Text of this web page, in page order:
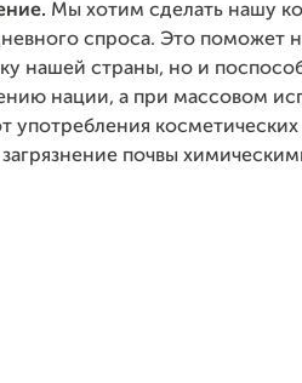
Мы хотим сделать нашу
спроса. Это поможет
нашей страны, но и
нации, а при массовом
употребления
загрязнение почвы